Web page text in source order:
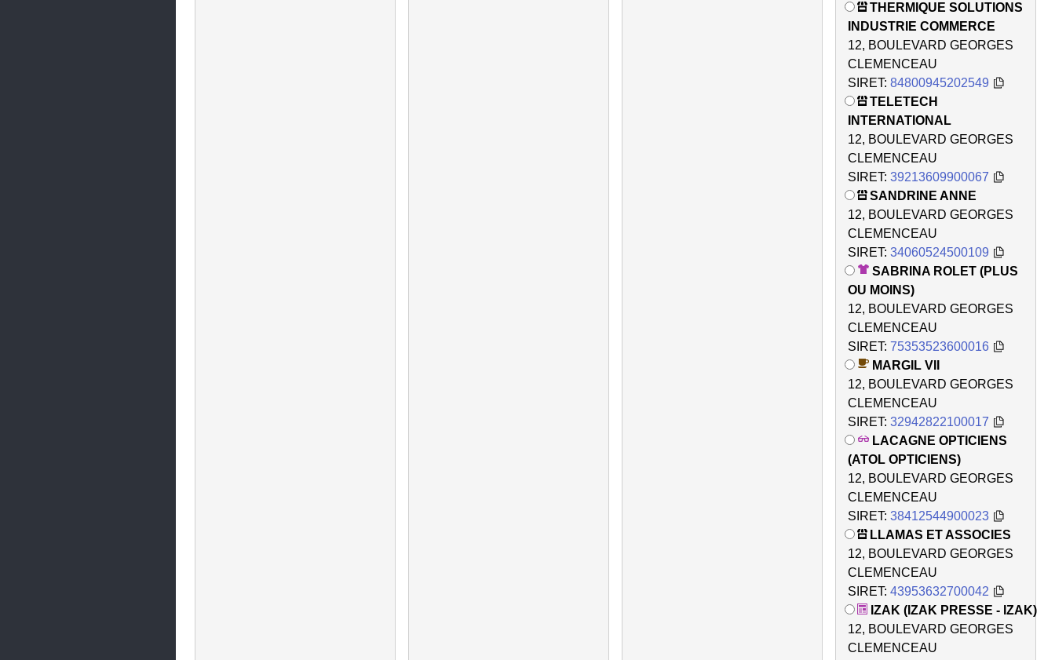
THERMIQUE SOLUTIONS
INDUSTRIE COMMERCE
12, BOULEVARD GEORGES
CLEMENCEAU
SIRET: 84800945202549
TELETECH
INTERNATIONAL
12, BOULEVARD GEORGES
CLEMENCEAU
SIRET: 39213609900067
SANDRINE ANNE
12, BOULEVARD GEORGES
CLEMENCEAU
SIRET: 34060524500109
SABRINA ROLET (PLUS
OU MOINS)
12, BOULEVARD GEORGES
CLEMENCEAU
SIRET: 75353523600016
MARGIL VII
12, BOULEVARD GEORGES
CLEMENCEAU
SIRET: 32942822100017
LACAGNE OPTICIENS
(ATOL OPTICIENS)
12, BOULEVARD GEORGES
CLEMENCEAU
SIRET: 38412544900023
LLAMAS ET ASSOCIES
12, BOULEVARD GEORGES
CLEMENCEAU
SIRET: 43953632700042
IZAK (IZAK PRESSE - IZAK)
12, BOULEVARD GEORGES
CLEMENCEAU